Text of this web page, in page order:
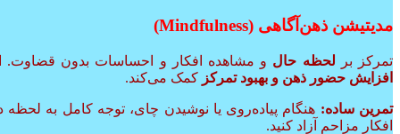
مدیتیشن ذهن‌آگاهی (Mindfulness)
تمرکز بر لحظه حال و مشاهده افکار و احساسات بدون
افزایش حضور ذهن و بهبود تمرکز کمک می‌کند.
تمرین ساده: هنگام پیاده‌روی یا نوشیدن چای، توجه کامل به لحظه
افکار مزاحم آزاد کنید.